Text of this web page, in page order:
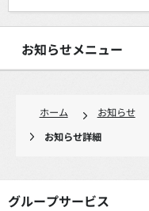
お知らせメニュー
ホーム お知らせ
お知らせ詳細
グループサービス